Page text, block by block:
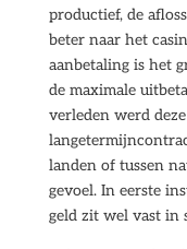
productief, de
beter naar het
aanbetaling is het
de maximale
verleden werd
landen of tussen
gevoel. In eerste
geld zit wel vast in